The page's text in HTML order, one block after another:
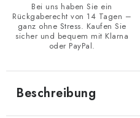
Bei uns haben Sie ein
Rückgaberecht von 14 Tagen –
ganz ohne Stress. Kaufen Sie
sicher und bequem mit Klarna
oder PayPal.
Beschreibung